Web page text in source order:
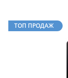
ТОП ПРОДАЖ